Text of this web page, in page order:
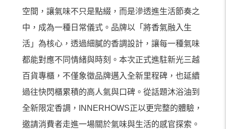
空間，讓氣味不只是點綴，而是滲透進生活節奏之
中，成為一種日常儀式。品牌以「將香氣融入生
活」為核心，透過細膩的香調設計，讓每一種氣味
都能對應不同情緒與時刻。本次正式進駐新光三越
百貨專櫃，不僅象徵品牌邁入全新里程碑，也延續
過往快閃櫃累積的高人氣與口碑。從話題沐浴油到
全新限定香調，INNERHOWS正以更完整的體驗，
邀請消費者走進一場關於氣味與生活的感官探索。